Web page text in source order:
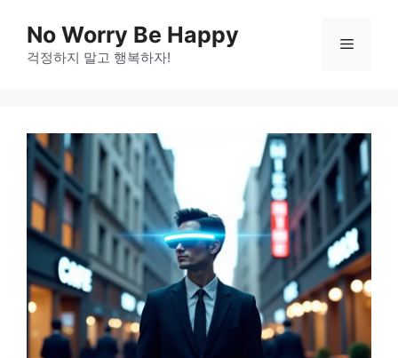
content
No Worry Be Happy
걱정하지 말고 행복하자!
Menu